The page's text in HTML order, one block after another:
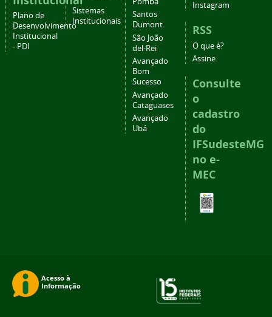
Plano de
Desenvolvimento
Institucional
- PDI
Sistemas
Institucionais
Santos
Dumont
São João
del-Rei
Avançado
Bom
Sucesso
Avançado
Cataguases
Avançado
Ubá
Instagram
RSS
O que é?
Assine
Consulte
o
cadastro
do
IFSudesteMG
no e-
MEC